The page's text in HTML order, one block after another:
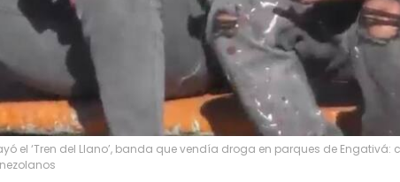
el ‘Tren del Llano’, banda que vendía droga en parques de Engativá: